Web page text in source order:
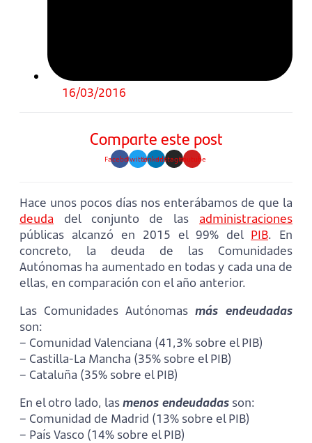
16/03/2016
Comparte este post
FacebookTwitterLinkedinInstagramYoutube
Hace unos pocos días nos enterábamos de que la
deuda del conjunto de las administraciones
públicas alcanzó en 2015 el 99% del PIB. En
concreto, la deuda de las Comunidades
Autónomas ha aumentado en todas y cada una de
ellas, en comparación con el año anterior.
Las Comunidades Autónomas más endeudadas
son:
– Comunidad Valenciana (41,3% sobre el PIB)
– Castilla-La Mancha (35% sobre el PIB)
– Cataluña (35% sobre el PIB)
En el otro lado, lasmenos endeudadas son:
– Comunidad de Madrid (13% sobre el PIB)
– País Vasco (14% sobre el PIB)